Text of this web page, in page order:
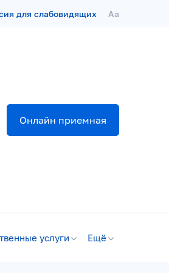
для слабовидящих Aa
Онлайн приемная
услуги Ещё